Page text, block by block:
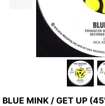
BLUE MINK / GET UP